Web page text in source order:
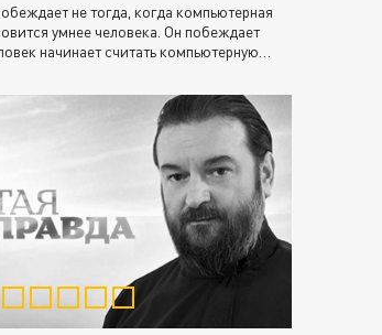
не тогда, когда компьютерная
умнее человека. Он побеждает
начинает считать компьютерную